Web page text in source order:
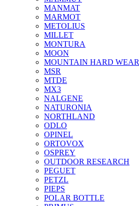
MANMAT
MARMOT
METOLIUS
MILLET
MONTURA
MOON
MOUNTAIN HARD WEAR
MSR
MTDE
MX3
NALGENE
NATURONIA
NORTHLAND
ODLO
OPINEL
ORTOVOX
OSPREY
OUTDOOR RESEARCH
PEGUET
PETZL
PIEPS
POLAR BOTTLE